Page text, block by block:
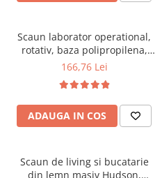
Scaun laborator operational,
rotativ, baza polipropilena,
piele ecologica, inaltime
166,76 Lei
ADAUGA IN COS
Scaun de living si bucatarie
din lemn masiv Hudson,